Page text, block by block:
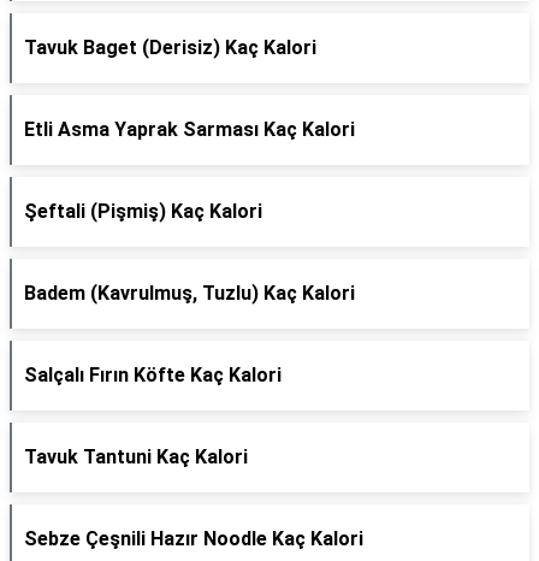
Tavuk Baget (Derisiz) Kaç Kalori
Etli Asma Yaprak Sarması Kaç Kalori
Şeftali (Pişmiş) Kaç Kalori
Badem (Kavrulmuş, Tuzlu) Kaç Kalori
Salçalı Fırın Köfte Kaç Kalori
Tavuk Tantuni Kaç Kalori
Sebze Çeşnili Hazır Noodle Kaç Kalori